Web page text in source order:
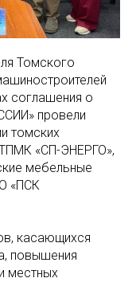
Томского
соглашения о
провели
томских
«СП-ЭНЕРГО»,
мебельные
«ПСК
касающихся
повышения
местных